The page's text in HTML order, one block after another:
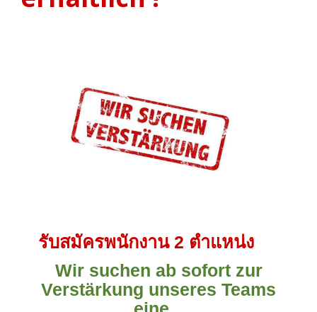
รับสมัครพนักงาน 2 ตำแหน่ง
Wir suchen ab sofort zur
Verstärkung unseres Teams